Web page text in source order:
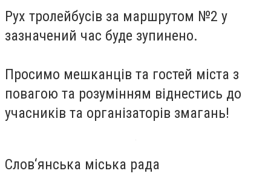
Рух тролейбусів за маршрутом №2 у
зазначений час буде зупинено.
Просимо мешканців та гостей міста з
повагою та розумінням віднестись до
учасників та організаторів змагань!
Слов‘янська міська рада